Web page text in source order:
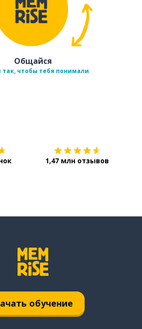
Общайся
так, чтобы тебя понимали
1,47 млн отзывов
обучение